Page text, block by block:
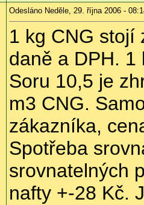
Odesláno Neděle, 29. října 2006 -
1 kg CNG stojí
daně a DPH. 1
Soru 10,5 je
m3 CNG.
zákazníka,
Spotřeba
srovnatelných
nafty +-28 Kč.